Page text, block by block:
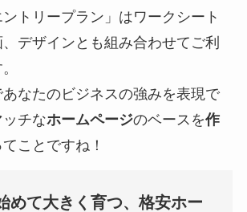
トリープラン」はワークシート
デザインとも組み合わせてご利
なたのビジネスの強みを表現で
チなホームページのベースを作
ことですね！
めて大きく育つ、格安ホー